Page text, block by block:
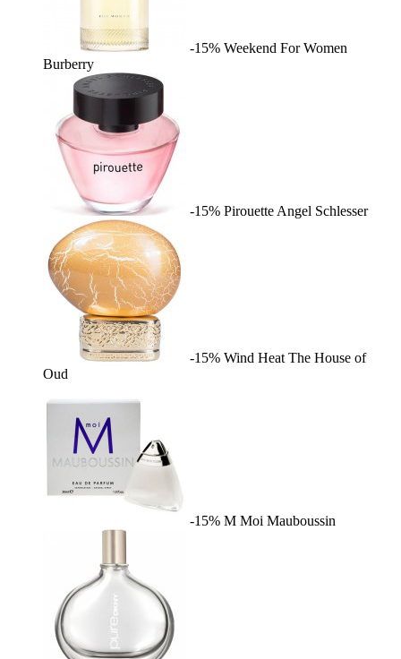
-15% Weekend For Women
Burberry
-15% Pirouette Angel Schlesser
-15% Wind Heat The House of
Oud
-15% M Moi Mauboussin